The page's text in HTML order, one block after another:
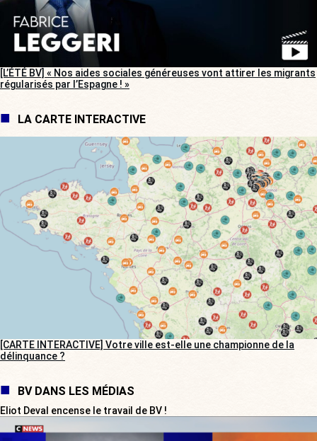
[L’ÉTÉ BV] « Nos aides sociales généreuses vont attirer les migrants
régularisés par l’Espagne ! »
LA CARTE INTERACTIVE
[CARTE INTERACTIVE] Votre ville est-elle une championne de la
délinquance ?
BV DANS LES MÉDIAS
Eliot Deval encense le travail de BV !